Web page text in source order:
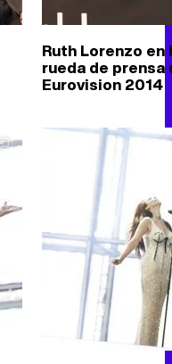
Ruth Lorenzo en
rueda de prensa
Eurovision 2014